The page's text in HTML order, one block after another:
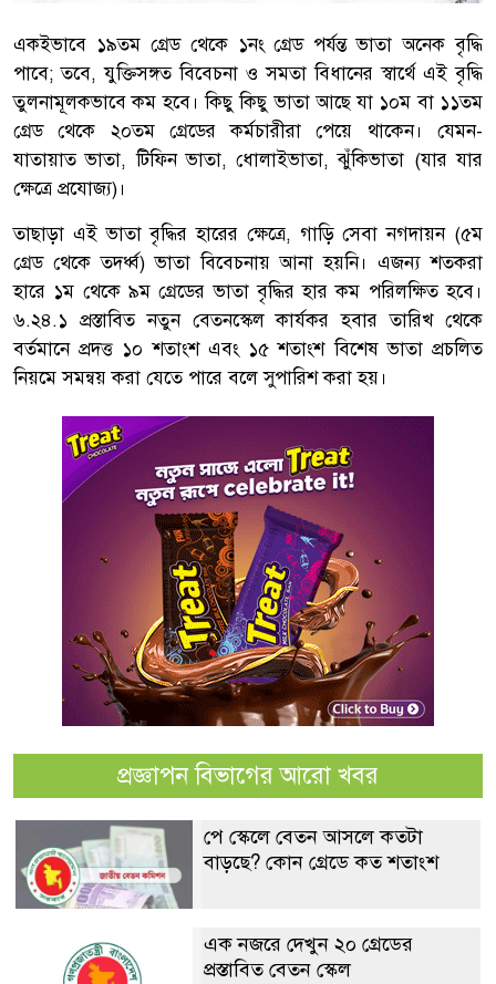
একইভাবে ১৯তম গ্রেড থেকে ১নং গ্রেড পর্যন্ত ভাতা অনেক বৃদ্ধি
পাবে; তবে, যুক্তিসঙ্গত বিবেচনা ও সমতা বিধানের স্বার্থে এই বৃদ্ধি
তুলনামূলকভাবে কম হবে। কিছু কিছু ভাতা আছে যা ১০ম বা ১১তম
গ্রেড থেকে ২০তম গ্রেডের কর্মচারীরা পেয়ে থাকেন। যেমন-
যাতায়াত ভাতা, টিফিন ভাতা, ধোলাইভাতা, ঝুঁকিভাতা (যার যার
ক্ষেত্রে প্রযোজ্য)।
তাছাড়া এই ভাতা বৃদ্ধির হারের ক্ষেত্রে, গাড়ি সেবা নগদায়ন (৫ম
গ্রেড থেকে তদর্ধ্ব) ভাতা বিবেচনায় আনা হয়নি। এজন্য শতকরা
হারে ১ম থেকে ৯ম গ্রেডের ভাতা বৃদ্ধির হার কম পরিলক্ষিত হবে।
৬.২৪.১ প্রস্তাবিত নতুন বেতনস্কেল কার্যকর হবার তারিখ থেকে
বর্তমানে প্রদত্ত ১০ শতাংশ এবং ১৫ শতাংশ বিশেষ ভাতা প্রচলিত
নিয়মে সমন্বয় করা যেতে পারে বলে সুপারিশ করা হয়।
প্রজ্ঞাপন বিভাগের আরো খবর
পে স্কেলে বেতন আসলে কতটা
বাড়ছে? কোন গ্রেডে কত শতাংশ
এক নজরে দেখুন ২০ গ্রেডের
প্রস্তাবিত বেতন স্কেল